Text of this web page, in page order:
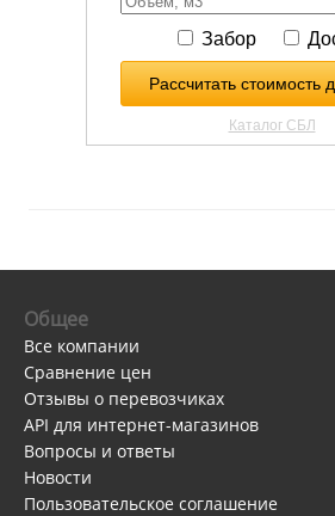
Общее
Все компании
Сравнение цен
Отзывы о перевозчиках
API для интернет-магазинов
Вопросы и ответы
Новости
Пользовательское соглашение